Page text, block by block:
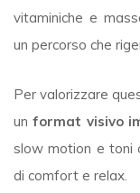
vitaminiche e
un percorso che
Per valorizzare
unformat visivo
slow motion e toni
di comfort e relax.